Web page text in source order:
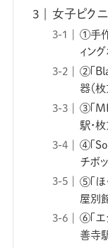
女子ピク
①手作
ィン
②「
器（
③「
駅・
④「
チボ
⑤「ほ
屋別
⑥「エ
善寺